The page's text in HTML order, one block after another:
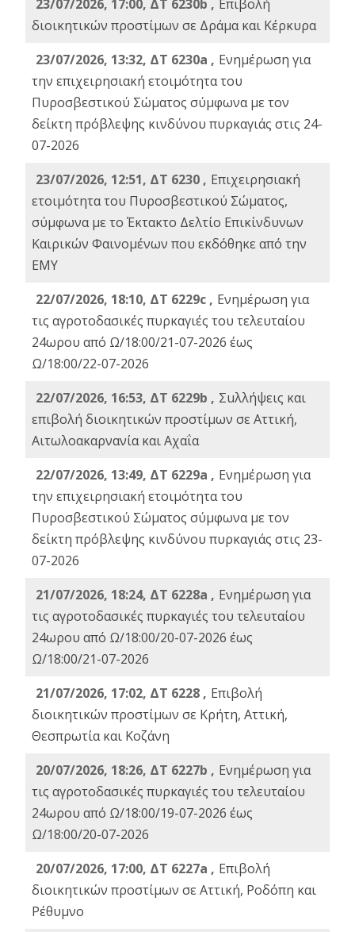
23/07/2026, 17:00, ΔΤ 6230b , Επιβολή
διοικητικών προστίμων σε Δράμα και Κέρκυρα
23/07/2026, 13:32, ΔΤ 6230a , Ενημέρωση για
την επιχειρησιακή ετοιμότητα του
Πυροσβεστικού Σώματος σύμφωνα με τον
δείκτη πρόβλεψης κινδύνου πυρκαγιάς στις 24-
07-2026
23/07/2026, 12:51, ΔΤ 6230 , Επιχειρησιακή
ετοιμότητα του Πυροσβεστικού Σώματος,
σύμφωνα με το Έκτακτο Δελτίο Επικίνδυνων
Καιρικών Φαινομένων που εκδόθηκε από την
ΕΜΥ
22/07/2026, 18:10, ΔΤ 6229c , Ενημέρωση για
τις αγροτοδασικές πυρκαγιές του τελευταίου
24ωρου από Ω/18:00/21-07-2026 έως
Ω/18:00/22-07-2026
22/07/2026, 16:53, ΔΤ 6229b , Σuλλήψεις και
επιβολή διοικητικών προστίμων σε Αττική,
Αιτωλοακαρνανία και Αχαΐα
22/07/2026, 13:49, ΔΤ 6229a , Ενημέρωση για
την επιχειρησιακή ετοιμότητα του
Πυροσβεστικού Σώματος σύμφωνα με τον
δείκτη πρόβλεψης κινδύνου πυρκαγιάς στις 23-
07-2026
21/07/2026, 18:24, ΔΤ 6228a , Ενημέρωση για
τις αγροτοδασικές πυρκαγιές του τελευταίου
24ωρου από Ω/18:00/20-07-2026 έως
Ω/18:00/21-07-2026
21/07/2026, 17:02, ΔΤ 6228 , Επιβολή
διοικητικών προστίμων σε Κρήτη, Αττική,
Θεσπρωτία και Κοζάνη
20/07/2026, 18:26, ΔΤ 6227b , Ενημέρωση για
τις αγροτοδασικές πυρκαγιές του τελευταίου
24ωρου από Ω/18:00/19-07-2026 έως
Ω/18:00/20-07-2026
20/07/2026, 17:00, ΔΤ 6227a , Επιβολή
διοικητικών προστίμων σε Αττική, Ροδόπη και
Ρέθυμνο